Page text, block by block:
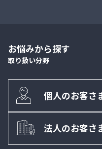
お悩みから探す
取り扱い分野
個人のお客さ
法人のお客さ